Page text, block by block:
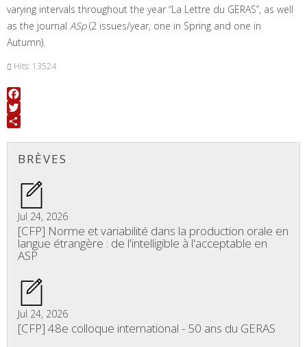
varying intervals throughout the year “La Lettre du GERAS”, as well
as the journal ASp(2 issues/year, one in Spring and one in
Autumn).
Hits: 13524
Facebook
Twitter
BRÈVES
Jul 24, 2026
[CFP] Norme et variabilité dans la production orale en
langue étrangère : de l'intelligible à l'acceptable en
ASP
Jul 24, 2026
[CFP] 48e colloque international - 50 ans du GERAS